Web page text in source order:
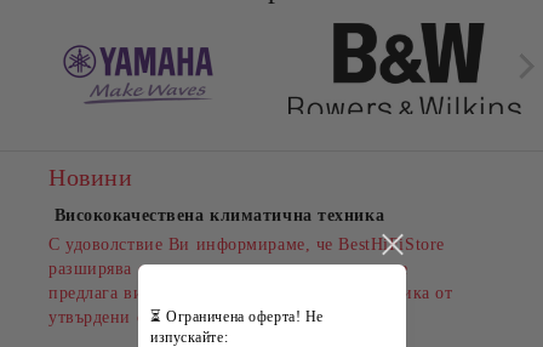
Новини
Висококачествена климатична техника
С удоволствие Ви информираме, че BestHiFiStore
разширява своята продуктова гама и вече ще
предлага висококачествена климатична техника от
утвърдени световни производители.
⏳ Ограничена оферта! Не
изпускайте: